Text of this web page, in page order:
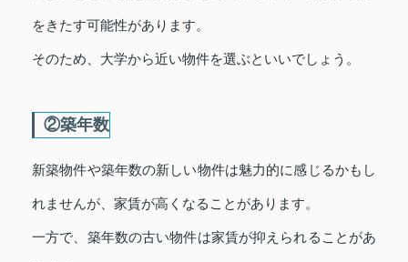
をきたす可能性があります。
そのため、大学から近い物件を選ぶといいでしょう。
②築年数
新築物件や築年数の新しい物件は魅力的に感じるかもし
れませんが、家賃が高くなることがあります。
一方で、築年数の古い物件は家賃が抑えられることがあ